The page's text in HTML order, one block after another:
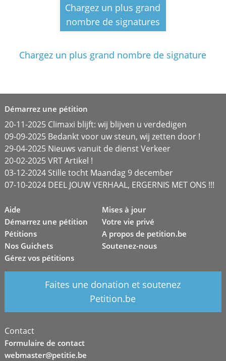
Chargez un plus grand
nombre de signatures
Chargez un plus grand nombre de signature
Démarrez une pétition
20-11-2025 Climaxi blijft: wij blijven u verdedigen
09-09-2025 Bedankt voor uw steun, wij zetten door !
29-04-2025 Nieuws vanuit de dienst Verkeer
20-02-2025 VRT Artikel !
03-12-2024 Stille tocht Maandag 9 december
07-10-2024 DEEL JOUW VERHAAL, ERGERNIS MET ONS !!!
Aide
Démarrez une pétition
Pétitions
Nos Guichets
Gérez vos pétitions
Mises à jour
Votre vie privé
A propos de petition.be
Soutenez-nous
Faites une donation et soutenez
Petition.be
Contact
Formulaire de contact
webmaster@petitie.be